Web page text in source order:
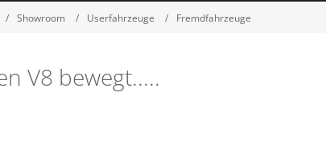
Showroom Userfahrzeuge Fremdfahrzeuge
V8 bewegt.....